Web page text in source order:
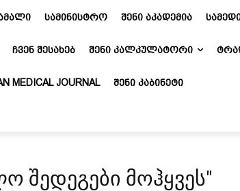
ᲡᲐᲛᲘᲜᲘᲡᲢᲠᲝ ᲨᲔᲜᲘ ᲐᲙᲐᲓᲔᲛᲘᲐ
ᲩᲕᲔᲜ ᲨᲔᲡᲐᲮᲔᲑ ᲨᲔᲜᲘ ᲙᲐᲚᲙᲣᲚᲐᲢᲝᲠᲘ
MEDICAL JOURNAL ᲨᲔᲜᲘ ᲙᲐᲑᲘᲜᲔᲢᲘ
შედეგები მოჰყვეს"